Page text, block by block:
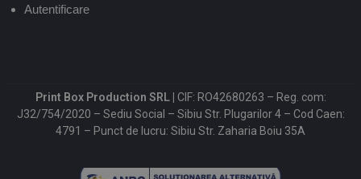
Autentificare
Print Box Production SRL | CIF: RO42680263 – Reg. com:
J32/754/2020 – Sediu Social – Sibiu Str. Plugarilor 4 – Cod Caen:
4791 – Punct de lucru: Sibiu Str. Zaharia Boiu 35A